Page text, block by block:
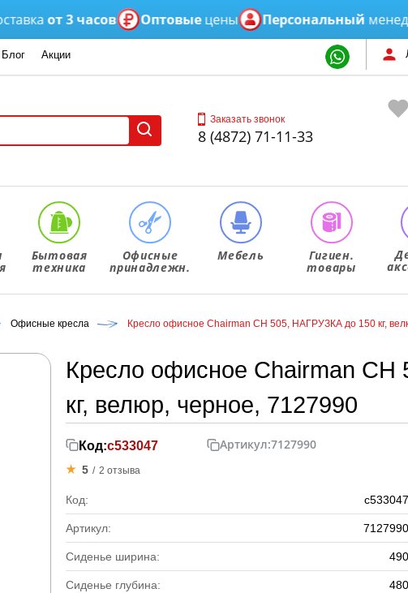
от 3 часов Оптовыецены Персональныйменеджер
Блог Акции
Заказать звонок
8 (4872) 71-11-33
Бытовая
техника
Офисные
принадлежн.
Мебель Гигиен.
товары
Офисные кресла Кресло офисное Chairman СН 505, НАГРУЗКА до 150 кг,
Кресло офисное Chairman
кг, велюр, черное, 7127990
Код:с533047 Артикул:7127990
5 / 2 отзыва
Код: с533047
Артикул: 7127990
Сиденье ширина: 490
Сиденье глубина: 480